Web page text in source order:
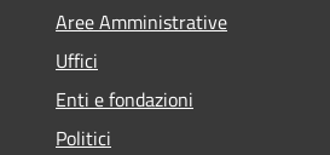
Aree Amministrative
Uffici
Enti e fondazioni
Politici